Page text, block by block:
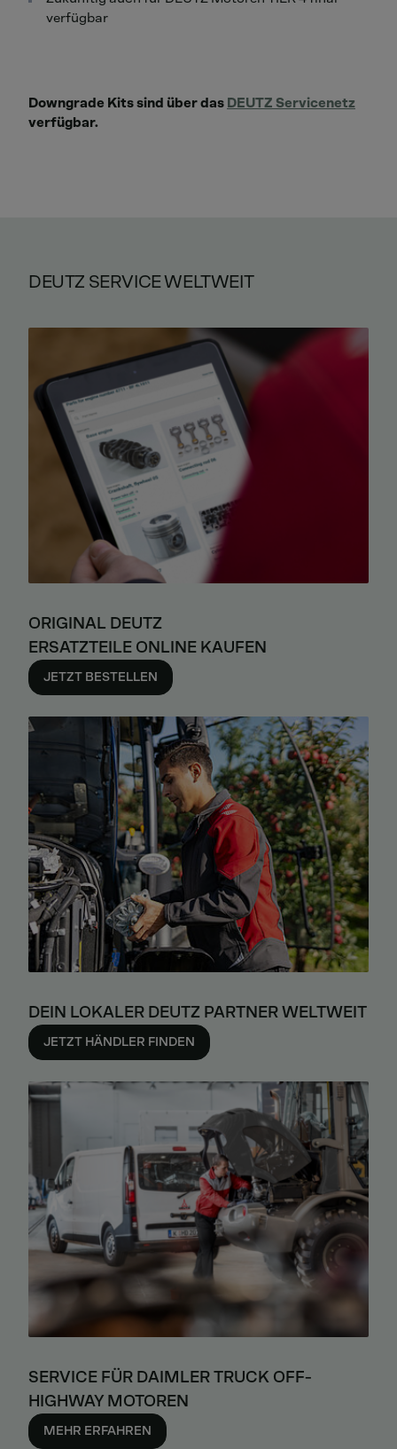
verfügbar
Downgrade Kits sind über das DEUTZ Servicenetz
verfügbar.
DEUTZ SERVICE WELTWEIT
ORIGINAL DEUTZ
ERSATZTEILE ONLINE KAUFEN
JETZT BESTELLEN
DEIN LOKALER DEUTZ PARTNER WELTWEIT
JETZT HÄNDLER FINDEN
SERVICE FÜR DAIMLER TRUCK OFF-
HIGHWAY MOTOREN
MEHR ERFAHREN